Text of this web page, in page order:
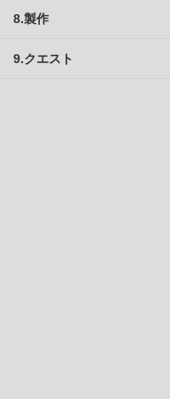
8.製作
9.クエスト